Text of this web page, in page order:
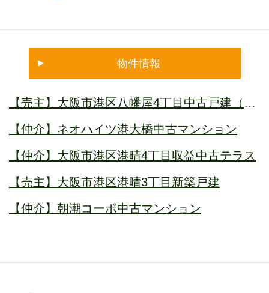
物件情報
【売主】大阪市港区八幡屋4丁目中古戸建（借
【仲介】ネオハイツ港大橋中古マンション
【仲介】大阪市港区港晴4丁目収益中古テラス
【売主】大阪市港区港晴3丁目新築戸建
【仲介】朝潮コーポ中古マンション